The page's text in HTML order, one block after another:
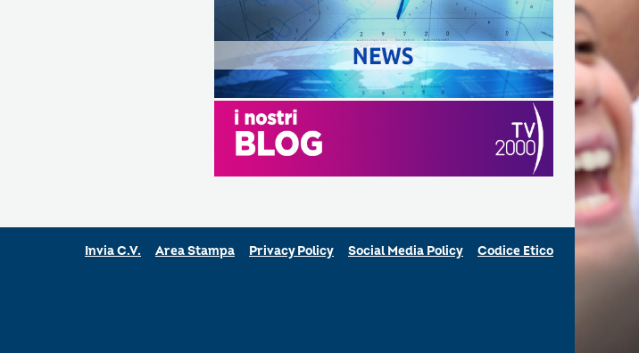
Invia C.V. Area Stampa Privacy Policy Social Media Policy Codice Etico